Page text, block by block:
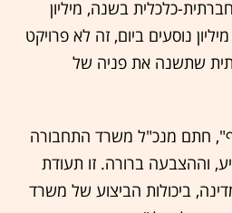
כלכלית בשנה, מיליון
מכוניות פחות בכבישים, 2 מיליון נוסעים ביום, זה לא פרויקט
שתשנה את פניה של
חתם מנכ"ל משרד התחבורה
וההצבעה ברורה. זו תעודת
ביכולות הביצוע של משרד